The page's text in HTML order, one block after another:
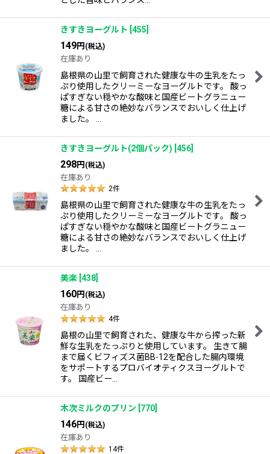
きすきヨーグルト [455]
149円(税込)
在庫あり
島根県の山里で飼育された健康な牛の生乳をたっ
ぷり使用したクリーミーなヨーグルトです。 酸っ
ぱすぎない穏やかな酸味と国産ビートグラニュー
糖による甘さの絶妙なバランスでおいしく仕上げ
ました。 …
きすきヨーグルト(2個パック) [456]
298円(税込)
在庫あり
2件
島根県の山里で飼育された健康な牛の生乳をたっ
ぷり使用したクリーミーなヨーグルトです。 酸っ
ぱすぎない穏やかな酸味と国産ビートグラニュー
糖による甘さの絶妙なバランスでおいしく仕上げ
ました。 …
美楽 438
160円 (税込)
在庫あり
4件
島根の山里で飼育された、健康な牛から搾った新
鮮な生乳をたっぷりと使用しています。 生きて腸
まで届くビフィズス菌BB-12を配合した腸内環境
をサポートするプロバイオティクスヨーグルトで
す。 国産ビー…
木次ミルクのプリン 770
146円 (税込)
在庫あり
14件